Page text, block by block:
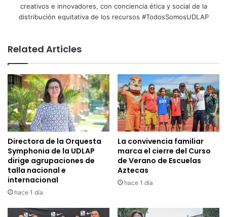
creativos e innovadores, con conciencia ética y social de la
distribución equitativa de los recursos #TodosSomosUDLAP
Related Articles
Directora de la Orquesta
Symphonia de la UDLAP
dirige agrupaciones de
talla nacional e
internacional
hace 1 día
La convivencia familiar
marca el cierre del Curso
de Verano de Escuelas
Aztecas
hace 1 día